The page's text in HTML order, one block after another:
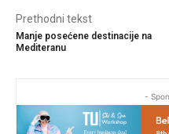
Prethodni tekst
Manje posećene destinacije na
Mediteranu
-